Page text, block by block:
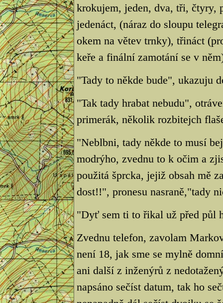
krokujem, jeden, dva, tři, čtyry,
jedenáct, (náraz do sloupu
okem na větev trnky), třináct
keře a finální zamotání se v
"Tady to někde bude", ukazuju
"Tak tady hrabat nebudu",
primerák, několik rozbitejch
"Neblbni, tady někde to musí
modrýho, zvednu to k očim a
použitá šprcka, jejiž obsah mě
dost!!", pronesu nasraně,"tady
"Dyť sem ti to řikal už před půl
Zvednu telefon, zavolam
není 18, jak sme se mylně
ani další z inženýrů z
napsáno sečíst datum, tak ho